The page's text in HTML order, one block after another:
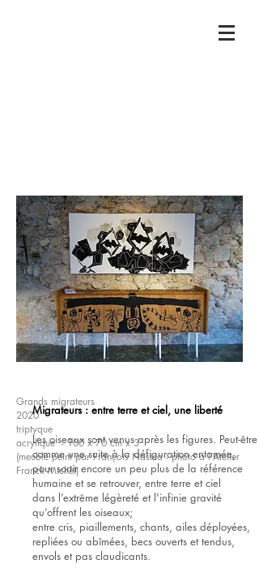
Grands migrateurs
2020
triptyque
acrylique - 100 x 70 cm x 3
(meuble peint par François Nasica - photo à l'Atelier
Franck Michel)
Migrateurs : entre terre et ciel, une liberté
Les oiseaux sont venus après les figures. Peut-être
comme une suite à la défiguration entamée,
pour sortir encore un peu plus de la référence
humaine et se retrouver, entre terre et ciel
dans l’extrême légèreté et l'infinie gravité
qu’offrent les oiseaux;
entre cris, piaillements, chants, ailes déployées,
repliées ou abîmées, becs ouverts et tendus,
envols et pas claudicants.